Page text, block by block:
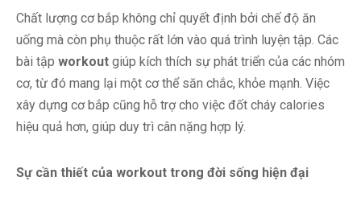
Chất lượng cơ bắp không chỉ quyết định bởi chế độ ăn
uống mà còn phụ thuộc rất lớn vào quá trình luyện tập. Các
bài tập workout giúp kích thích sự phát triển của các nhóm
cơ, từ đó mang lại một cơ thể săn chắc, khỏe mạnh. Việc
xây dựng cơ bắp cũng hỗ trợ cho việc đốt cháy calories
hiệu quả hơn, giúp duy trì cân nặng hợp lý.
Sự cần thiết của workout trong đời sống hiện đại